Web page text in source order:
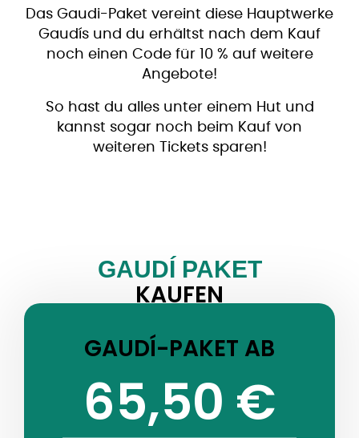
Das Gaudi-Paket vereint diese Hauptwerke
Gaudís und du erhältst nach dem Kauf
noch einen Code für 10 % auf weitere
Angebote!
So hast du alles unter einem Hut und
kannst sogar noch beim Kauf von
weiteren Tickets sparen!
GAUDÍ PAKET
KAUFEN
GAUDÍ-PAKET AB
65,50 €